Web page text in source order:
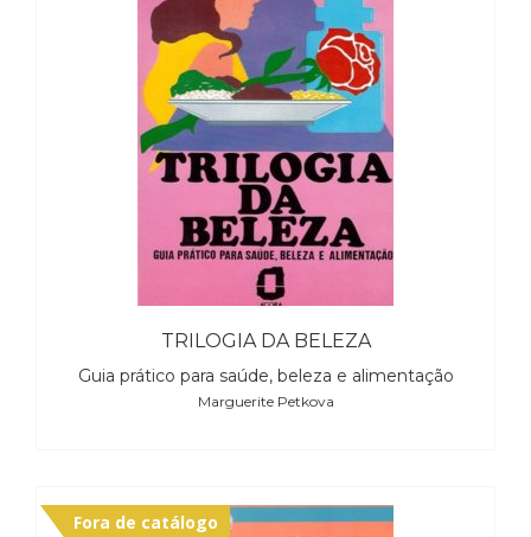
TRILOGIA DA BELEZA
Guia prático para saúde, beleza e alimentação
Marguerite Petkova
Fora de catálogo